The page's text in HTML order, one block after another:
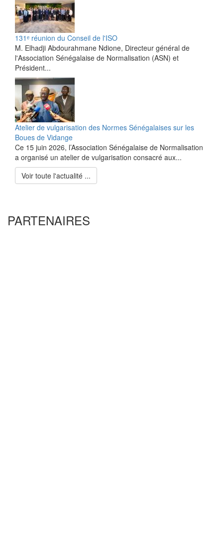
131ᵉ réunion du Conseil de l'ISO
M. Elhadji Abdourahmane Ndione, Directeur général de
l'Association Sénégalaise de Normalisation (ASN) et
Président...
Atelier de vulgarisation des Normes Sénégalaises sur les
Boues de Vidange
Ce 15 juin 2026, l’Association Sénégalaise de Normalisation
a organisé un atelier de vulgarisation consacré aux...
Voir toute l'actualité ...
PARTENAIRES